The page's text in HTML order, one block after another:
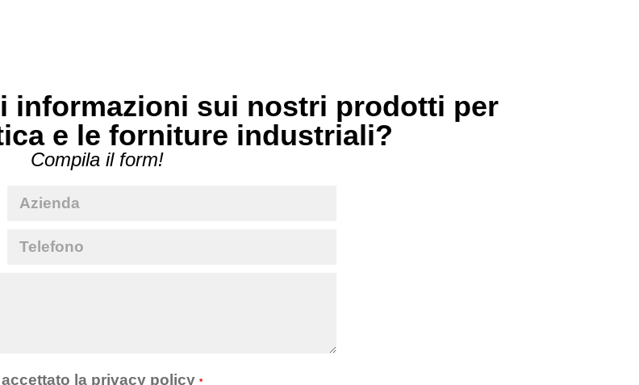
informazioni sui nostri prodotti per
e le forniture industriali?
Compila il form!
la privacy policy *